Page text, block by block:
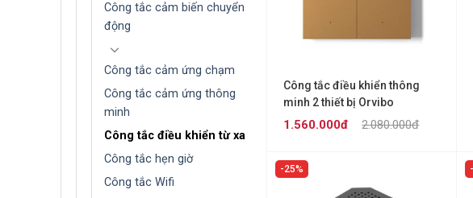
Công tắc cảm biến chuyển
động
Công tắc cảm ứng chạm
Công tắc cảm ứng thông
minh
Công tắc điều khiển từ xa
Công tắc hẹn giờ
Công tắc Wifi
Công tắc điều khiển thông
minh 2 thiết bị Orvibo
T40W2ZG
2.080.000đ
1.560.000đ
25%